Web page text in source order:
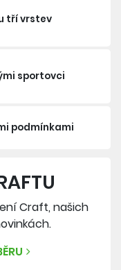
tří vrstev
sportovci
podmínkami
Craft, našich